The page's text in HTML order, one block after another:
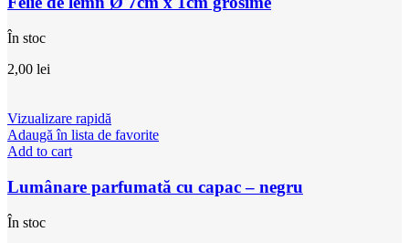
În stoc
2,00 lei
Vizualizare rapidă
Adaugă în lista de favorite
Add to cart
Lumânare parfumată cu capac – negru
În stoc